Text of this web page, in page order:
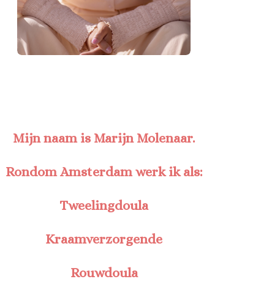
Mijn naam is Marijn Molenaar.
Rondom Amsterdam werk ik als:
Tweelingdoula
Kraamverzorgende
Rouwdoula